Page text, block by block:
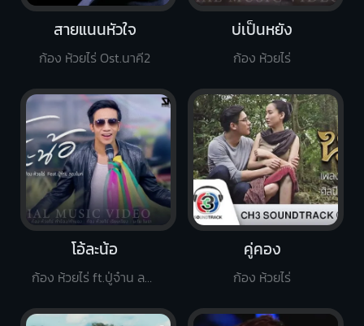
คู่คอง
ก้อง ห้วยไร่
สายแนนหัวใจ
ก้อง ห้วยไร่ Ost.นาคี2
บ่เป็นหยัง
ก้อง ห้วยไร่
โอ้ละน้อ
ก้อง ห้วยไร่ ft.ปู่จ๋าน ลองไมค์